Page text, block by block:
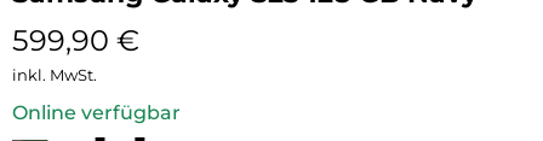
599,90 €
inkl. MwSt.
Online verfügbar